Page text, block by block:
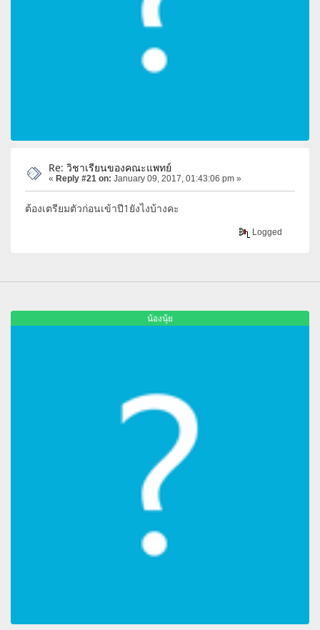
Re: วิชาเรียนของคณะแพทย์
« Reply #21 on: January 09, 2017, 01:43:06 pm »
ต้องเตรียมตัวก่อนเข้าปี1ยังไงบ้างคะ
Logged
น้องนุ้ย